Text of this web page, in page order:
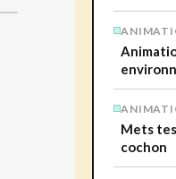
Mets
cochon